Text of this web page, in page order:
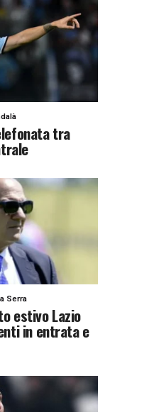
tra
Serra
estivo Lazio
in entrata e